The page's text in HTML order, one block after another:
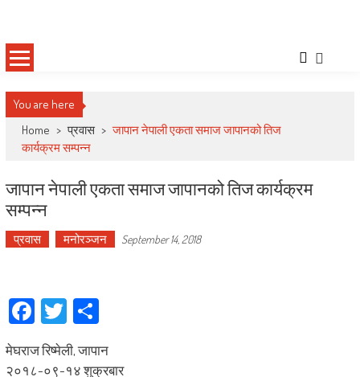
content
You are here
Home > प्रवास > जापान नेपाली एकता समाज जापानको तिज
कार्यक्रम सम्पन्न
जापान नेपाली एकता समाज जापानको तिज कार्यक्रम
सम्पन्न
प्रवास मनोरञ्जन September 14, 2018
Facebook
TwitterShare
मेघराज रिष्मेली, जापान
२०१८-०९-१४ शुक्रबार